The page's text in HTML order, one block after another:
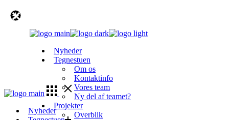
Nyheder
Tegnestuen
Om os
Kontaktinfo
Vores team
Ny del af teamet?
Projekter
Overblik
Nyheder